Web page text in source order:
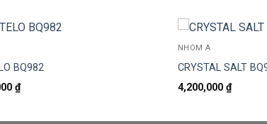
BQ982
₫
NHÓM A
CRYSTAL SALT
4,200,000 ₫